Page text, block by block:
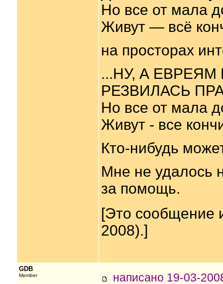
Но все от мала
Живут — всё
на просторах
...НУ, А
РЕЗВИЛАСЬ
Но все от мала
Живут - все
Кто-нибудь
Мне не удалось
за помощь.
[Это сообщение
2008).]
GDB
Member написано 19-03-